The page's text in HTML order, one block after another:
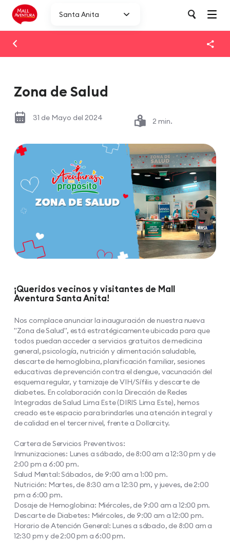
Santa Anita
Zona de Salud
31 de Mayo del 2024 2 min.
¡Queridos vecinos y visitantes de Mall
Aventura Santa Anita!
Nos complace anunciar la inauguración de nuestra nueva
"Zona de Salud", está estratégicamente ubicada para que
todos puedan acceder a servicios gratuitos de medicina
general, psicología, nutrición y alimentación saludable,
descarte de hemoglobina, planificación familiar, sesiones
educativas de prevención contra el dengue, vacunación del
esquema regular, y tamizaje de VIH/Sífilis y descarte de
diabetes. En colaboración con la Dirección de Redes
Integradas de Salud Lima Este (DIRIS Lima Este), hemos
creado este espacio para brindarles una atención integral y
de calidad en el tercer nivel, frente a Dollarcity.
Cartera de Servicios Preventivos:
Inmunizaciones: Lunes a sábado, de 8:00 am a 12:30 pm y de
2:00 pm a 6:00 pm.
Salud Mental: Sábados, de 9:00 am a 1:00 pm.
Nutrición: Martes, de 8:30 am a 12:30 pm, y jueves, de 2:00
pm a 6:00 pm.
Dosaje de Hemoglobina: Miércoles, de 9:00 am a 12:00 pm.
Descarte de Diabetes: Miércoles, de 9:00 am a 12:00 pm.
Horario de Atención General: Lunes a sábado, de 8:00 am a
12:30 pm y de 2:00 pm a 6:00 pm.